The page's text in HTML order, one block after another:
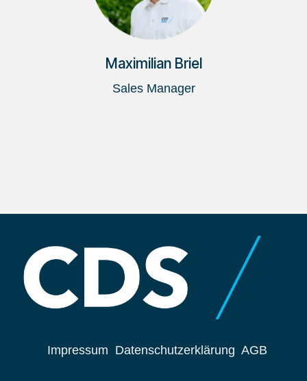
Maximilian Briel
Sales Manager
Impressum Datenschutzerklärung AGB